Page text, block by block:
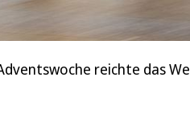
reichte das